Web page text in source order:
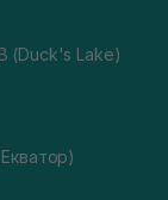
(Duck's Lake)